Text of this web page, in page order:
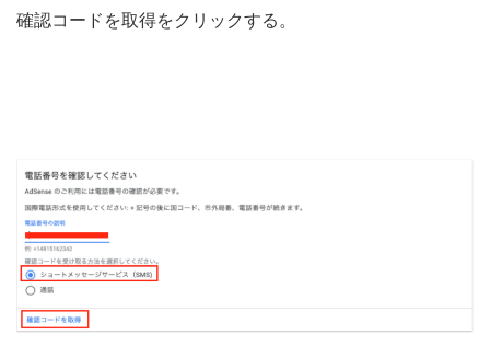
確認コードを取得をクリックする。